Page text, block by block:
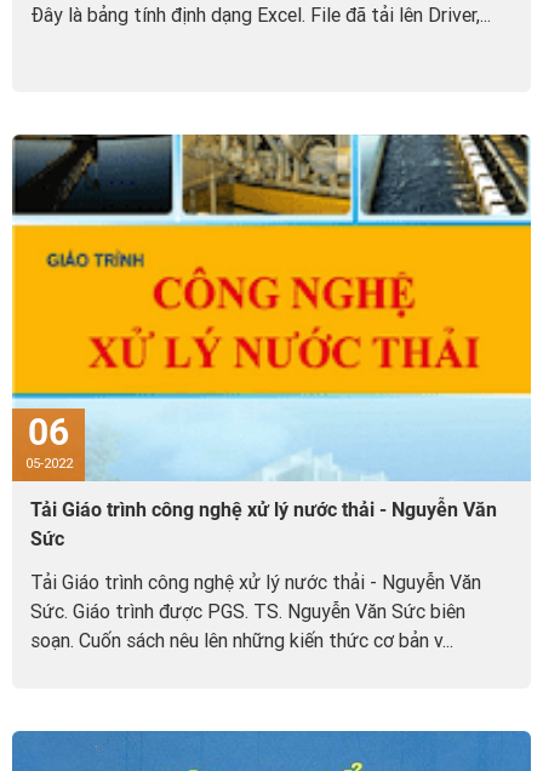
Đây là bảng tính định dạng Excel. File đã tải lên Driver,...
06
05-2022
Tải Giáo trình công nghệ xử lý nước thải - Nguyễn Văn
Sức
Tải Giáo trình công nghệ xử lý nước thải - Nguyễn Văn
Sức. Giáo trình được PGS. TS. Nguyễn Văn Sức biên
soạn. Cuốn sách nêu lên những kiến thức cơ bản v...